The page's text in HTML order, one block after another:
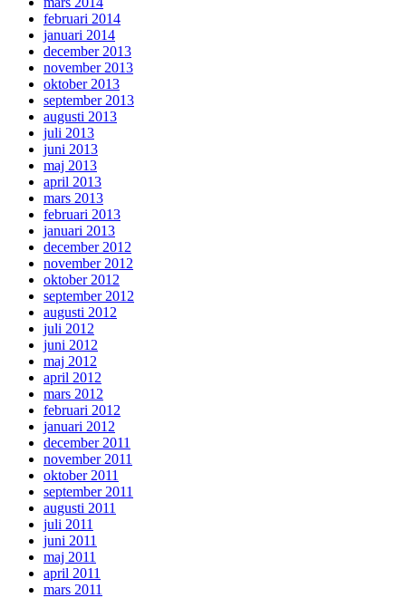
februari 2014
januari 2014
december 2013
november 2013
oktober 2013
september 2013
augusti 2013
juli 2013
juni 2013
maj 2013
april 2013
mars 2013
februari 2013
januari 2013
december 2012
november 2012
oktober 2012
september 2012
augusti 2012
juli 2012
juni 2012
maj 2012
april 2012
mars 2012
februari 2012
januari 2012
december 2011
november 2011
oktober 2011
september 2011
augusti 2011
juli 2011
juni 2011
maj 2011
april 2011
mars 2011